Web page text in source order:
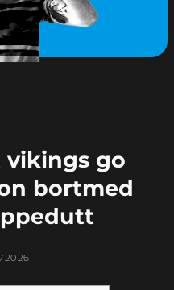
vikings go
bortmed
2026